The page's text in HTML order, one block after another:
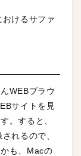
けるサファ
WEBブラウ
サイトを見
。すると、
れるので、
も、Macの